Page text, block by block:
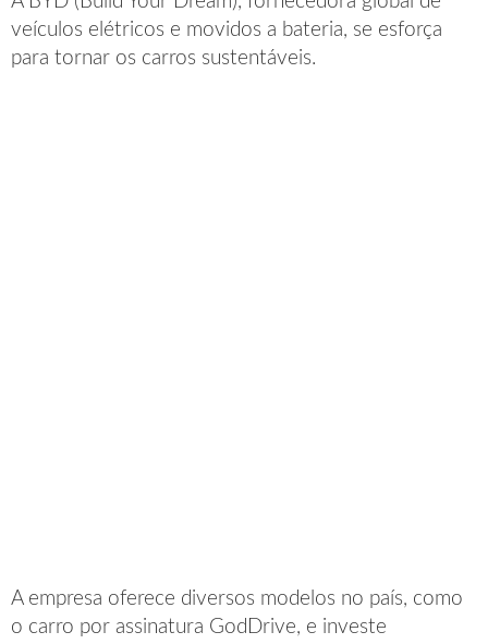
veículos elétricos e movidos a bateria, se esforça
para tornar os carros sustentáveis.
A empresa oferece diversos modelos no país, como
o carro por assinatura GodDrive, e investe